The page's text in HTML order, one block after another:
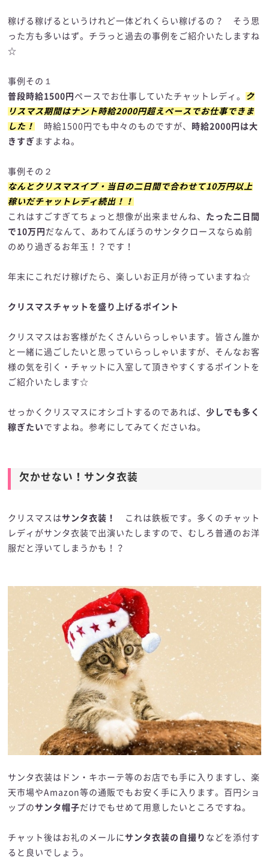
稼げる稼げるというけれど一体どれくらい稼げるの？ そう思
った方も多いはず。チラっと過去の事例をご紹介いたしますね
☆
事例その１
普段時給1500円 ペースでお仕事していたチャットレディ。
ク
リスマス期間はナント時給2000円超えペースでお仕事できま
した！
時給1500円でも中々のものですが、
時給2000円は大
きすぎ ますよね。
事例その２
なんとクリスマスイブ・当日の二日間で合わせて10万円以上
稼いだチャットレディ続出！！
これはすごすぎてちょっと想像が出来ませんね、 たった二日間
で10万円 だなんて、あわてんぼうのサンタクロースならぬ前
のめり過ぎるお年玉！？です！
年末にこれだけ稼げたら、楽しいお正月が待っていますね☆
クリスマスチャットを盛り上げるポイント
クリスマスはお客様がたくさんいらっしゃいます。皆さん誰か
と一緒に過ごしたいと思っていらっしゃいますが、そんなお客
様の気を引く・チャットに入室して頂きやすくするポイントを
ご紹介いたします☆
せっかくクリスマスにオシゴトするのであれば、少しでも多く
稼ぎたい ですよね。参考にしてみてくださいね。
欠かせない！サンタ衣装
クリスマスはサンタ衣装！
これは鉄板です。多くのチャット
レディがサンタ衣装で出演いたしますので、むしろ普通のお洋
服だと浮いてしまうかも！？
サンタ衣装はドン・キホーテ等のお店でも手に入りますし、楽
天市場やAmazon等の通販でもお安く手に入ります。百円ショ
ップのサンタ帽子だけでもせめて用意したいところですね。
チャット後はお礼のメールにサンタ衣装の自撮り などを添付す
ると良いでしょう。